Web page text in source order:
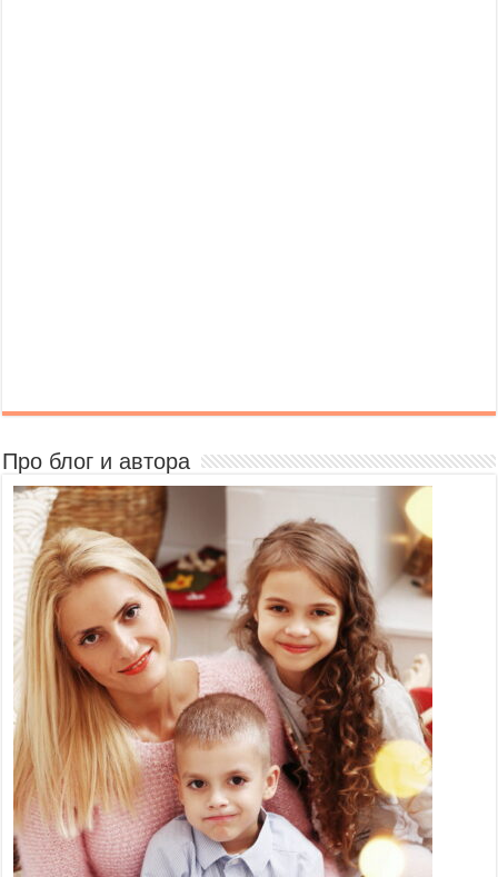
Про блог и автора